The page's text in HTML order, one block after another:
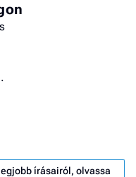
írásairól, olvassa